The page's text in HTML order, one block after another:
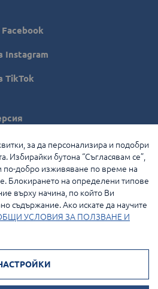
Instagram
TikTok
на плащане:
за да персонализира и подобри
Избирайки бутона “Съгласявам се”,
добро изживяване по време на
Блокирането на определени типове
върху начина, по който Ви
съдържание. Ако искате да научите
УСЛОВИЯ ЗА ПОЛЗВАНЕ И